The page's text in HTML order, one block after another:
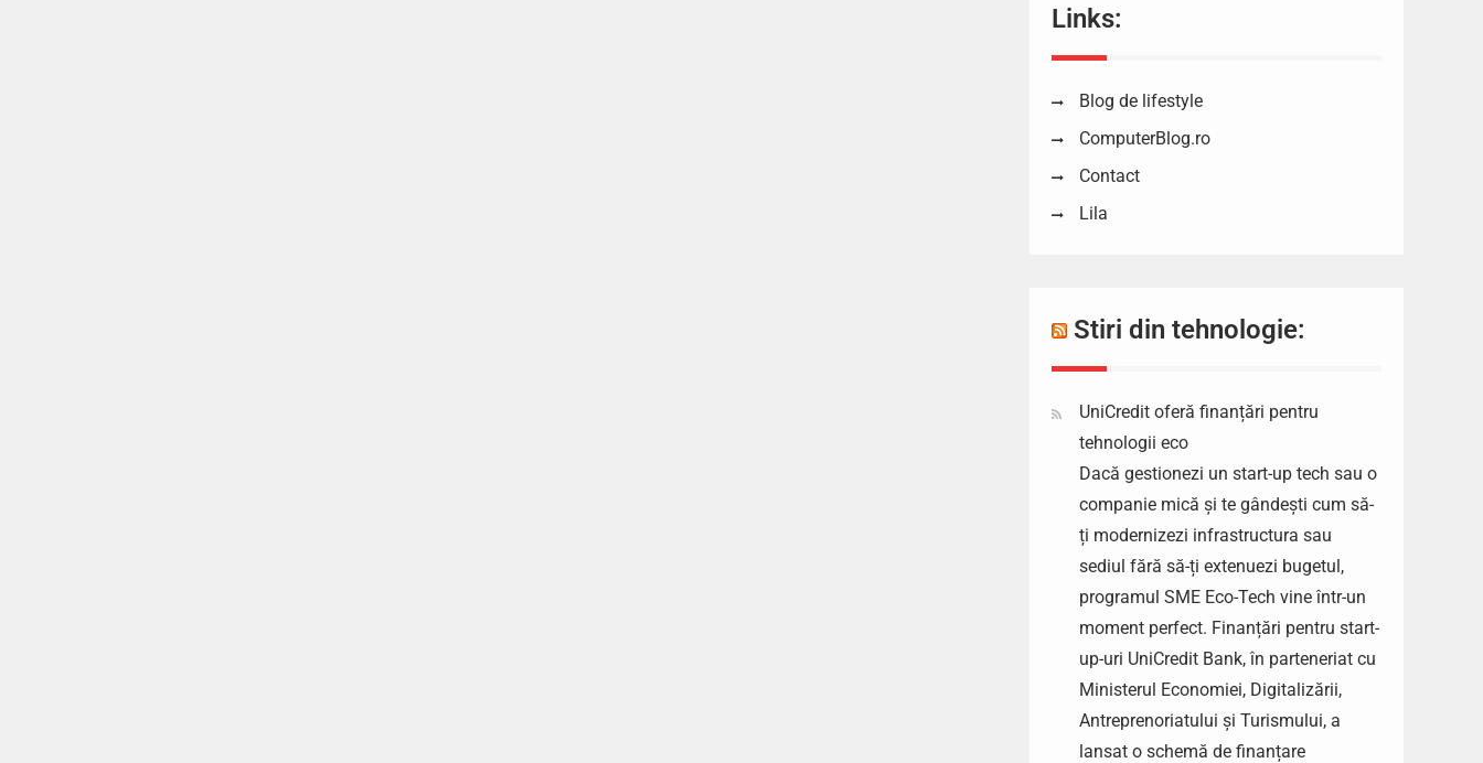
Links:
Blog de lifestyle
ComputerBlog.ro
Contact
Lila
Stiri din tehnologie:
UniCredit oferă finanțări pentru
tehnologii eco
Dacă gestionezi un start-up tech sau o
companie mică și te gândești cum să-
ți modernizezi infrastructura sau
sediul fără să-ți extenuezi bugetul,
programul SME Eco-Tech vine într-un
moment perfect. Finanțări pentru start-
up-uri UniCredit Bank, în parteneriat cu
Ministerul Economiei, Digitalizării,
Antreprenoriatului și Turismului, a
lansat o schemă de finanțare